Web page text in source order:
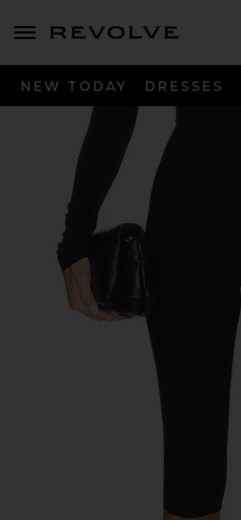
menu - shows more content
NEW TODAY DRESSES